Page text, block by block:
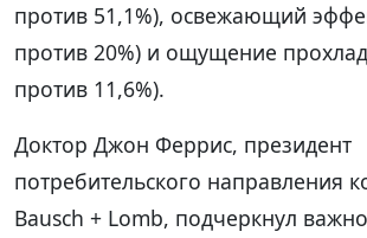
против 51,1%), освежающий
против 20%) и ощущение
против 11,6%).
Доктор Джон Феррис, президент
потребительского направления
Bausch + Lomb, подчеркнул